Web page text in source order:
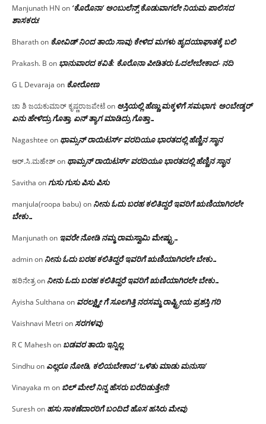
Manjunath HN on ‘ಕೊರೊನಾ’ ಅಂಬುಲೆನ್ಸ್ ಕೊಡುವಾಗಲೇ ನಿಯಮ ಪಾಲಿಸದ
ಶಾಸಕರು!
Bharathon ಕೋವಿಡ್ ನಿಂದ ತಾಯಿ ಸಾವು ಕೇಳಿದ ಮಗಳು ಹೃದಯಾಘಾತಕ್ಕೆ ಬಲಿ
Prakash. B on ಭಾನುವಾರದ ಕವಿತೆ: ಕೊರೊನಾ ಪೀಡಿತರು ಓದಲೇಬೇಕಾದ- ನದಿ
G L Devaraja on ಕೋರೋಣ
ಚಾ ಶಿ ಜಯಕುಮಾರ್ ಕೃಷ್ಣರಾಜಪೇಟೆon ಆಸ್ತಿಯಲ್ಲಿ ಹೆಣ್ಣು ಮಕ್ಕಳಿಗೆ ಸಮಭಾಗ; ಅಂಬೇಡ್ಕರ್
ಏನು ಹೇಳಿದ್ರು ಗೊತ್ತಾ, ಏನ್ ತ್ಯಾಗ ಮಾಡಿದ್ರು ಗೊತ್ತಾ…
Nagashtee on ಥಾಮ್ಸನ್ ರಾಯಿಟರ್ಸ್ ವರದಿಯೂ ಭಾರತದಲ್ಲಿ ಹೆಣ್ಣಿನ ಸ್ಥಾನ‌
ಆರ್.ಸಿ.ಮಹೇಶ್on ಥಾಮ್ಸನ್ ರಾಯಿಟರ್ಸ್ ವರದಿಯೂ ಭಾರತದಲ್ಲಿ ಹೆಣ್ಣಿನ ಸ್ಥಾನ‌
Savitha onಗುಸು ಗುಸು ಪಿಸು ಪಿಸು
manjula(roopa babu) on ನೀನು ಓದು ಬರಹ ಕಲಿತಿದ್ದರೆ ಇವರಿಗೆ ಋಣಿಯಾಗಿರಲೇ
ಬೇಕು…
Manjunathon ಇವರೇ‌ ನೋಡಿ‌ ನಮ್ಮ‌ ರಾಮಸ್ವಾಮಿ ಮೇಷ್ಟ್ರು…
adminon ನೀನು ಓದು ಬರಹ ಕಲಿತಿದ್ದರೆ ಇವರಿಗೆ ಋಣಿಯಾಗಿರಲೇ ಬೇಕು…
ಹರಿನೇತ್ರon ನೀನು ಓದು ಬರಹ ಕಲಿತಿದ್ದರೆ ಇವರಿಗೆ ಋಣಿಯಾಗಿರಲೇ ಬೇಕು…
Ayisha Sulthana on ವರಲಕ್ಷ್ಮೀ ಗೆ ಸೂಲಗಿತ್ತಿ ನರಸಮ್ಮ‌ ರಾಷ್ಟ್ರೀಯ ಪ್ರಶಸ್ತಿ ಗರಿ
Vaishnavi Metri onಸರಗಳವು
R C Maheshon ಬಡವರ ತಾಯಿ ಇನ್ನಿಲ್ಲ
Sindhuon ಎಲ್ಲರೂ ನೋಡಿ, ಕಲಿಯಬೇಕಾದ ‘ಒಳಿತು ಮಾಡು ಮನುಸಾ’
Vinayaka mon ಬಿಲ್ ಮೇಲೆ ನಿನ್ನ ಹೆಸರು ಬರೆದಿಡುತ್ತೇನೆ!
Sureshon ಹಸು ಸಾಕಣೆದಾರರಿಗೆ ಬಂದಿದೆ ಹೊಸ ಹಸಿರು ಮೇವು